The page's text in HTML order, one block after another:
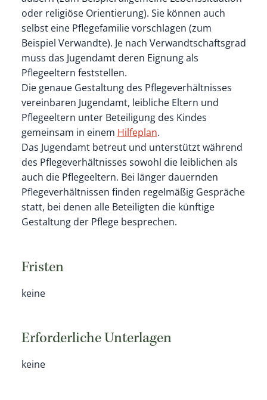
oder religiöse Orientierung). Sie können auch
selbst eine Pflegefamilie vorschlagen (zum
Beispiel Verwandte). Je nach Verwandtschaftsgrad
muss das Jugendamt deren Eignung als
Pflegeeltern feststellen.
Die genaue Gestaltung des Pflegeverhältnisses
vereinbaren Jugendamt, leibliche Eltern und
Pflegeeltern unter Beteiligung des Kindes
gemeinsam in einem Hilfeplan.
Das Jugendamt betreut und unterstützt während
des Pflegeverhältnisses sowohl die leiblichen als
auch die Pflegeeltern. Bei länger dauernden
Pflegeverhältnissen finden regelmäßig Gespräche
statt, bei denen alle Beteiligten die künftige
Gestaltung der Pflege besprechen.
Fristen
keine
Erforderliche Unterlagen
keine